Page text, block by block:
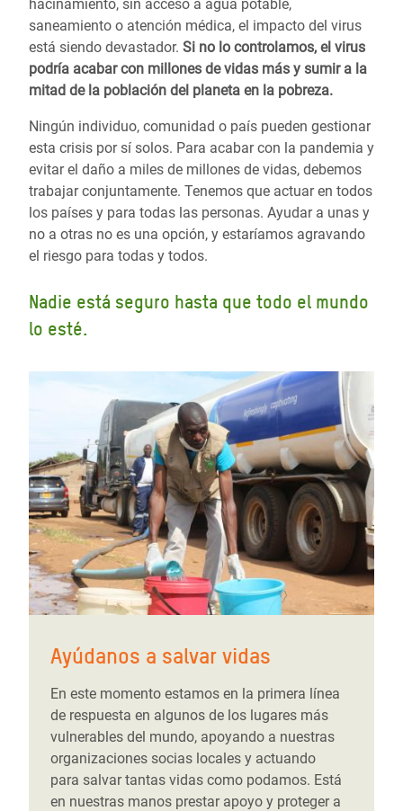
hacinamiento, sin acceso a agua potable,
saneamiento o atención médica, el impacto del virus
está siendo devastador. Si no lo controlamos, el virus
podría acabar con millones de vidas más y sumir a la
mitad de la población del planeta en la pobreza.
Ningún individuo, comunidad o país pueden gestionar
esta crisis por sí solos. Para acabar con la pandemia y
evitar el daño a miles de millones de vidas, debemos
trabajar conjuntamente. Tenemos que actuar en todos
los países y para todas las personas. Ayudar a unas y
no a otras no es una opción, y estaríamos agravando
el riesgo para todas y todos.
Nadie está seguro hasta que todo el mundo
lo esté.
Ayúdanos a salvar vidas
En este momento estamos en la primera línea
de respuesta en algunos de los lugares más
vulnerables del mundo, apoyando a nuestras
organizaciones socias locales y actuando
para salvar tantas vidas como podamos. Está
en nuestras manos prestar apoyo y proteger a